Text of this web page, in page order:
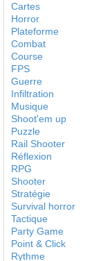
Cartes
Horror
Plateforme
Combat
Course
FPS
Guerre
Infiltration
Musique
Shoot'em up
Puzzle
Rail Shooter
Réflexion
RPG
Shooter
Stratégie
Survival horror
Tactique
Party Game
Point & Click
Rythme